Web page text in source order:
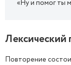
«Ну и помог ты
Лексический
Повторение